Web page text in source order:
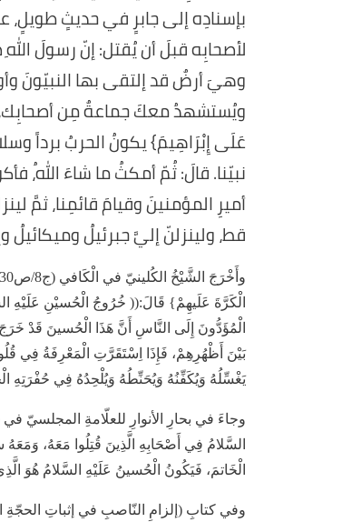
بإسنادِه إلى جابرٍ في حديثٍ طويلٍ،
لأصحابِه قبلَ أن يُقتل: إنّ رسولَ
وهيَ أرضٌ قد إلتقى بها النبيّونَ
ويُستشهدُ معكَ جماعةٌ مِن أصحابِك،
عَلَى إِبْرَاهِيمَ} يكونُ الحربُ برداً
نبيّنا. قالَ: ثُمّ أمكثُ ما شاءَ اللهُ،
أميرِ المؤمنينَ وقيامَ قائمِنا، ثمَّ
قط، ولينزلنّ إليَّ جبرئيلُ وميكائيلُ
الْكَرَّةَ عَلَيهِمْ} قَالَ:(( خُرُوجُ الْحُسيْنِ عَلَيْهِ
الْمُؤَدُّونَ إِلَى النَّاسِ أَنَّ هَذَا الْحُسينَ قَدْ
بَيْنَ أَظْهُرِهِمْ، فَإِذَا اِسْتَقَرَّتِ الْمَعْرِفَةُ فِي
يَغْسِّلُهُ وَيُكَفِّنُهُ وَيُحَنِّطُهُ وَيُلْحِدُهُ فِي حُفْرَتِهِ
السَّلامُ فِي أَصْحَابِهِ الَّذِينَ قُتِلُوا مَعَهُ،
الْخَاتمَ، فَيَكُونُ الْحُسينُ عَلَيْهِ السَّلامُ هُوَ